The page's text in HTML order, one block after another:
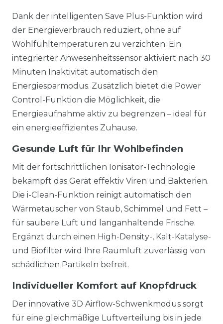
Dank der intelligenten Save Plus-Funktion wird
der Energieverbrauch reduziert, ohne auf
Wohlfühltemperaturen zu verzichten. Ein
integrierter Anwesenheitssensor aktiviert nach 30
Minuten Inaktivität automatisch den
Energiesparmodus. Zusätzlich bietet die Power
Control-Funktion die Möglichkeit, die
Energieaufnahme aktiv zu begrenzen – ideal für
ein energieeffizientes Zuhause.
Gesunde Luft für Ihr Wohlbefinden
Mit der fortschrittlichen Ionisator-Technologie
bekämpft das Gerät effektiv Viren und Bakterien.
Die i-Clean-Funktion reinigt automatisch den
Wärmetauscher von Staub, Schimmel und Fett –
für saubere Luft und langanhaltende Frische.
Ergänzt durch einen High-Density-, Kalt-Katalyse-
und Biofilter wird Ihre Raumluft zuverlässig von
schädlichen Partikeln befreit.
Individueller Komfort auf Knopfdruck
Der innovative 3D Airflow-Schwenkmodus sorgt
für eine gleichmäßige Luftverteilung bis in jede